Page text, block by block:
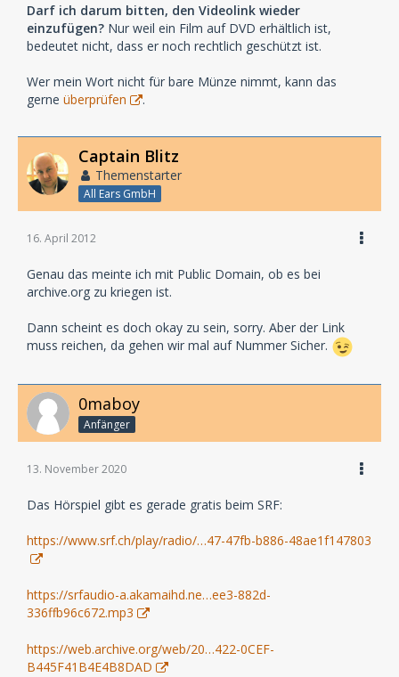
Darf ich darum bitten, den Videolink wieder
einzufügen? Nur weil ein Film auf DVD erhältlich ist,
bedeutet nicht, dass er noch rechtlich geschützt ist.
Wer mein Wort nicht für bare Münze nimmt, kann das
gerne überprüfen .
Captain Blitz
Themenstarter
All Ears GmbH
16. April 2012
Genau das meinte ich mit Public Domain, ob es bei
archive.org zu kriegen ist.
Dann scheint es doch okay zu sein, sorry. Aber der Link
muss reichen, da gehen wir mal auf Nummer Sicher.
0maboy
Anfänger
13. November 2020
Das Hörspiel gibt es gerade gratis beim SRF:
https://www.srf.ch/play/radio/…47-47fb-b886-48ae1f147803
https://srfaudio-a.akamaihd.ne…ee3-882d-
336ffb96c672.mp3
https://web.archive.org/web/20…422-0CEF-
B445F41B4E4B8DAD